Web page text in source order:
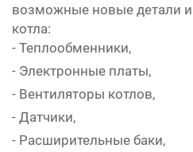
возможные новые детали
котла:
- Теплообменники,
- Электронные платы,
- Вентиляторы котлов,
- Датчики,
- Расширительные баки,